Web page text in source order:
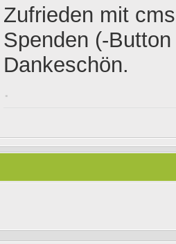
Zufrieden mit
Spenden (-
Dankeschön.
.